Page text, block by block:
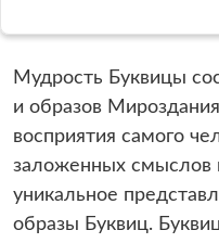
Мудрость Буквицы
и образов
восприятия самого
заложенных смыслов
уникальное
образы Буквиц.